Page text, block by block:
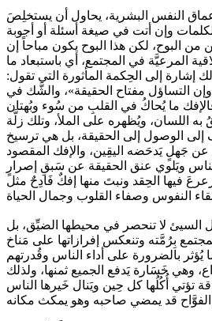
النفس البشرية، يحاول أن يستخلِصَ
وإن أتت في صيغة أسئلة أو أجوبة
البوح، لكن هذا البوح يكون مباحاً إن
المرعيَّة في المجتمع، أي باستبعاد ما
إشارة إلى الحِكمة المأثورة التي تقول:
التساؤل مفتاح الحقيقة»، والشَّك في
فالإفك ما يُحاكُ في القلبِ من سُوء وبُهتان
به اللسان، ويُظهره على الملأ، وتلك زلَّة
إلى الوصول إلى الحقيقة، بل هي ترسيخ
جَهلٍ يَدحَضه اليقِين، والإفك المقصود
ويَلوي عنق الحقيقة عن سَبقِ إصرارٍ
فيها الحِقد ونبتَ منها إفكٌ فَادِحٌ مثل
السيئ لا تنحصر في محيطها الضيِّق، بل
بِرُمَّته وتنعكس إفرازاتها على مَناخ
يُؤثر بالضرورة على أداء الناس وقُدرتهم
وهي خَسَارة يَدفع الجميع ثمنها، ولذلك
تؤتي أُكُلُها كل حِين ويَنال خَيرها الناس